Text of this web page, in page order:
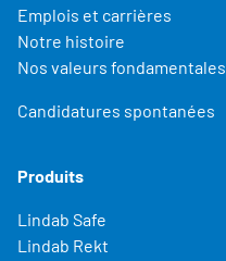
Emplois et carrières
Notre histoire
Nos valeurs fondamentales
Candidatures spontanées
Produits
Lindab Safe
Lindab Rekt